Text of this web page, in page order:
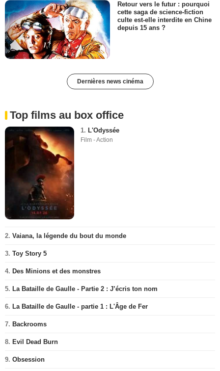
Retour vers le futur : pourquoi
cette saga de science-fiction
culte est-elle interdite en Chine
depuis 15 ans ?
Dernières news cinéma
Top films au box office
1. L'Odyssée
Film - Action
2. Vaiana, la légende du bout du monde
3. Toy Story 5
4. Des Minions et des monstres
5. La Bataille de Gaulle - Partie 2 : J’écris ton nom
6. La Bataille de Gaulle - partie 1 : L'Âge de Fer
7. Backrooms
8. Evil Dead Burn
9. Obsession